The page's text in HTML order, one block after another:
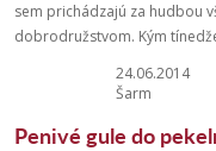
sem prichádzajú za hudbou
dobrodružstvom. Kým
24.06.2014
Šarm
Penivé gule do